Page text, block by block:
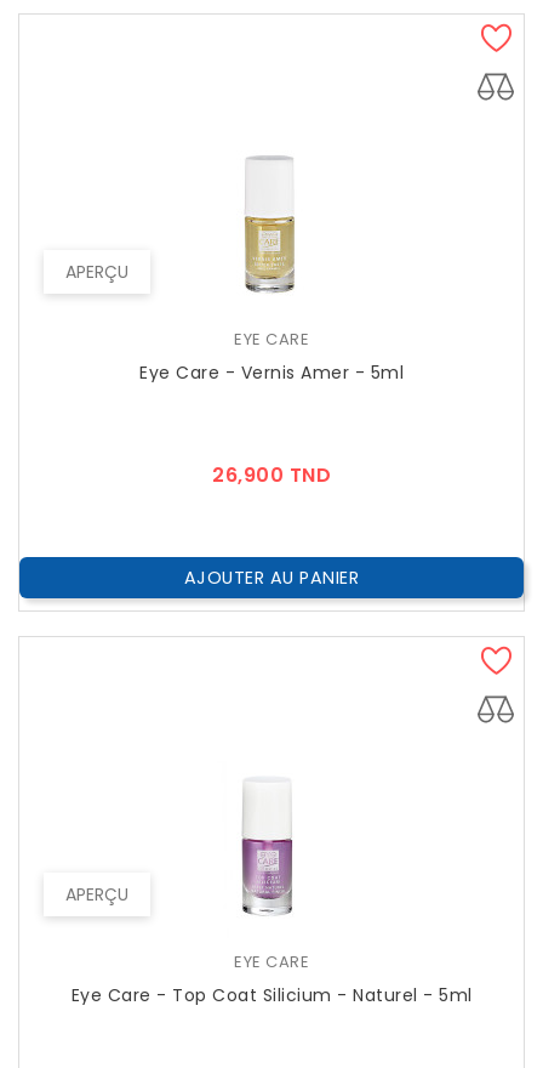
APERÇU
EYE CARE
Eye Care - Vernis Amer - 5ml
26,900 TND
AJOUTER AU PANIER
APERÇU
EYE CARE
Eye Care - Top Coat Silicium - Naturel - 5ml